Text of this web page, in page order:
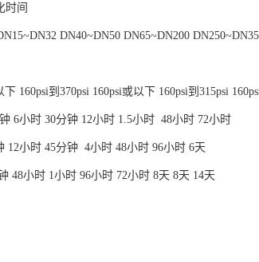
时间
DN40~DN50 DN65~DN200
160psi到370psi 160psi或以下 160psi到315psi
6小时 30分钟 12小时 1.5小时 48小时 72小时
小时 45分钟 4小时 48小时 96小时 6天
48小时 1小时 96小时 72小时 8天 8天 14天